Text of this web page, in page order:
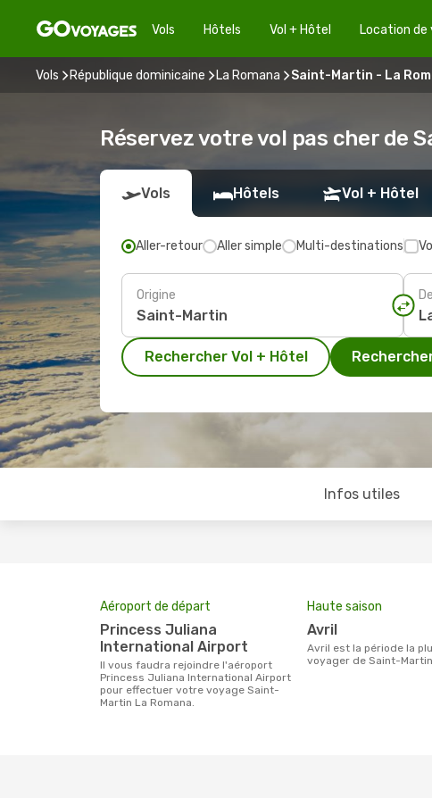
Vols Hôtels Vol + Hôtel Location de
Vols République dominicaine La Romana Saint-Martin - La
Réservez votre vol pas cher de
Vols Hôtels Vol + Hôtel
Aller-retour Aller simple Multi-destinations
Origine
Rechercher Vol + Hôtel
Infos utiles
Aéroport de départ
Princess Juliana
International Airport
Il vous faudra rejoindre l'aéroport
Princess Juliana International Airport
pour effectuer votre voyage Saint-
Martin La Romana.
Haute saison
avril
avril est la période la plus chargée pour
voyager de Saint-Martin